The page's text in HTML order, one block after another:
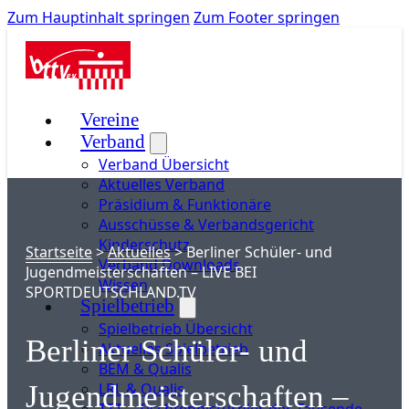
Zum Hauptinhalt springen Zum Footer springen
Vereine
Verband
Verband Übersicht
Aktuelles Verband
Präsidium & Funktionäre
Ausschüsse & Verbandsgericht
Kinderschutz
Verband Downloads
Wissen
Spielbetrieb
Spielbetrieb Übersicht
Aktuelles Spielbetrieb
BEM & Qualis
LRL & Qualis
Startseite>Aktuelles>Berliner Schüler- und
Jugendmeisterschaften – LIVE BEI
SPORTDEUTSCHLAND.TV
Berliner Schüler- und
Jugendmeisterschaften –